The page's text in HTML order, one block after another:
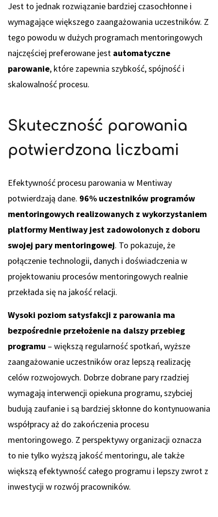
Jest to jednak rozwiązanie bardziej czasochłonne i
wymagające większego zaangażowania uczestników. Z
tego powodu w dużych programach mentoringowych
najczęściej preferowane jest automatyczne
parowanie, które zapewnia szybkość, spójność i
skalowalność procesu.
Skuteczność parowania
potwierdzona liczbami
Efektywność procesu parowania w Mentiway
potwierdzają dane. 96% uczestników programów
mentoringowych realizowanych z wykorzystaniem
platformy Mentiway jest zadowolonych z doboru
swojej pary mentoringowej. To pokazuje, że
połączenie technologii, danych i doświadczenia w
projektowaniu procesów mentoringowych realnie
przekłada się na jakość relacji.
Wysoki poziom satysfakcji z parowania ma
bezpośrednie przełożenie na dalszy przebieg
programu – większą regularność spotkań, wyższe
zaangażowanie uczestników oraz lepszą realizację
celów rozwojowych. Dobrze dobrane pary rzadziej
wymagają interwencji opiekuna programu, szybciej
budują zaufanie i są bardziej skłonne do kontynuowania
współpracy aż do zakończenia procesu
mentoringowego. Z perspektywy organizacji oznacza
to nie tylko wyższą jakość mentoringu, ale także
większą efektywność całego programu i lepszy zwrot z
inwestycji w rozwój pracowników.